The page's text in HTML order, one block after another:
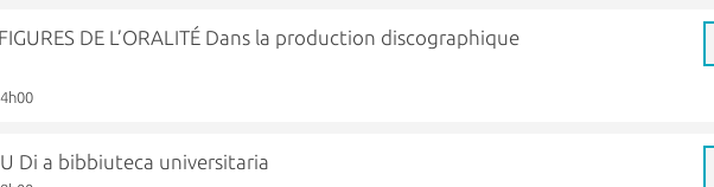
DE L’ORALITÉ Dans la production discographique
Di a bibbiuteca universitaria